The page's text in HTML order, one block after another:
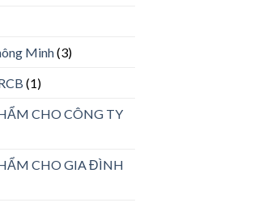
Minh(3)
(1)
CHO CÔNG TY
CHO GIA ĐÌNH